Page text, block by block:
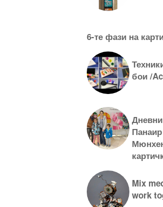
6-те фази на
бои /
Mix
work